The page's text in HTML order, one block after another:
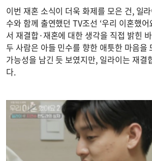
이번 재혼 소식이 더욱 화제를 모은 건, 일
수와 함께 출연했던 TV조선 ‘우리 이혼했어
서 재결합·재혼에 대한 생각을 직접 밝힌
두 사람은 아들 민수를 향한 애틋한 마음을
가능성을 남긴 듯 보였지만, 일라이는 재결
다.